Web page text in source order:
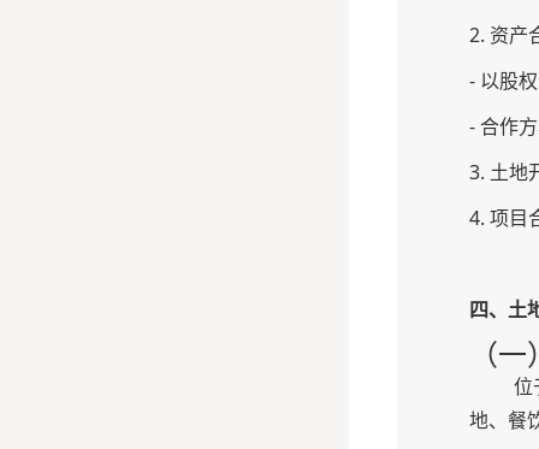
2. 资产
- 以股
- 合作
3. 土地
4. 项目
四、 土
（
位
地、餐